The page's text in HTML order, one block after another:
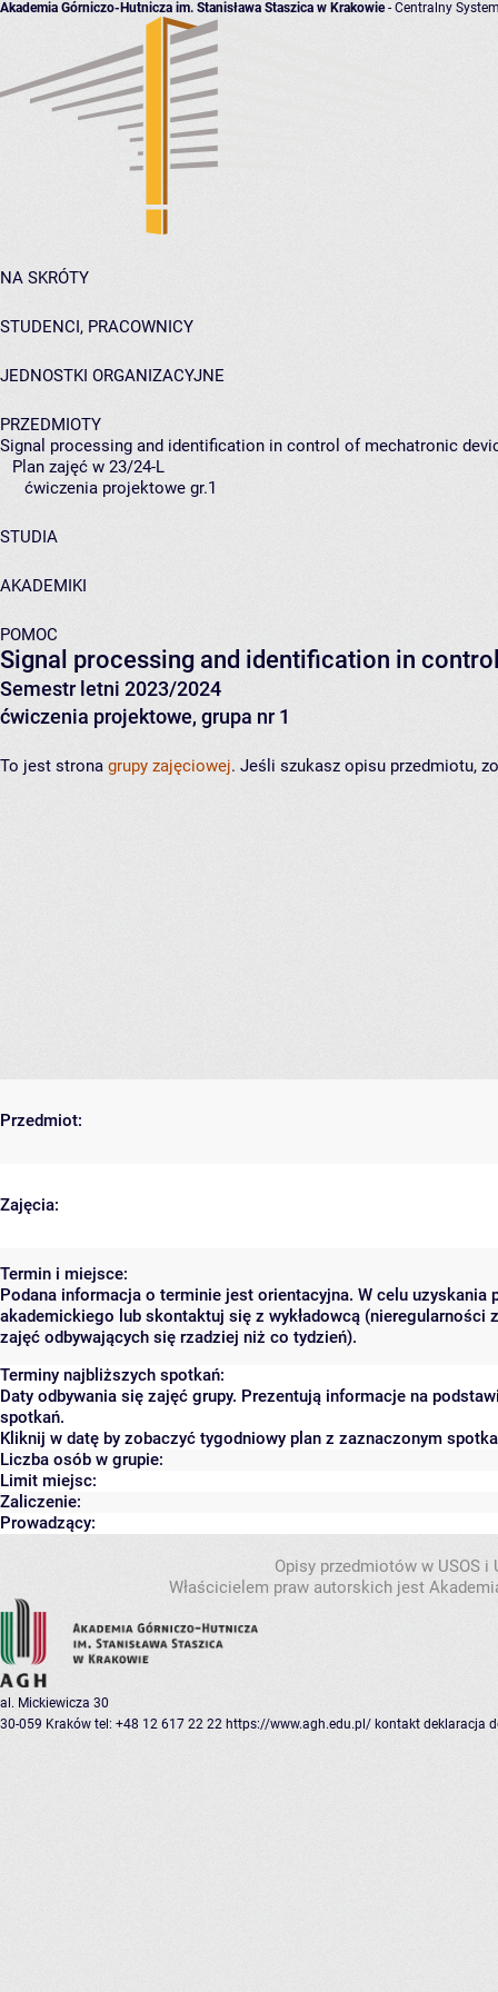
Akademia Górniczo-Hutnicza im. Stanisława Staszica w Krakowie- Centralny
NA SKRÓTY
STUDENCI, PRACOWNICY
JEDNOSTKI ORGANIZACYJNE
PRZEDMIOTY
Signal processing and identification in control of mechatronic
Plan zajęć w 23/24-L
ćwiczenia projektowe gr.1
STUDIA
AKADEMIKI
POMOC
Signal processing and identification in
Semestr letni 2023/2024
ćwiczenia projektowe, grupa nr 1
To jest strona grupy zajęciowej. Jeśli szukasz opisu przedmiotu,
Przedmiot:
Zajęcia:
Termin i miejsce:
Podana informacja o terminie jest orientacyjna. W celu
akademickiego lub skontaktuj się z wykładowcą (nieregularności
zajęć odbywających się rzadziej niż co tydzień).
Terminy najbliższych spotkań:
Daty odbywania się zajęć grupy. Prezentują informacje na
spotkań.
Kliknij w datę by zobaczyć tygodniowy plan z zaznaczonym
Liczba osób w grupie:
Limit miejsc:
Zaliczenie:
Prowadzący:
Opisy przedmiotów w USOS
Właścicielem praw autorskich jest
al. Mickiewicza 30
30-059 Kraków tel: +48 12 617 22 22 https://www.agh.edu.pl/ kontakt deklaracja